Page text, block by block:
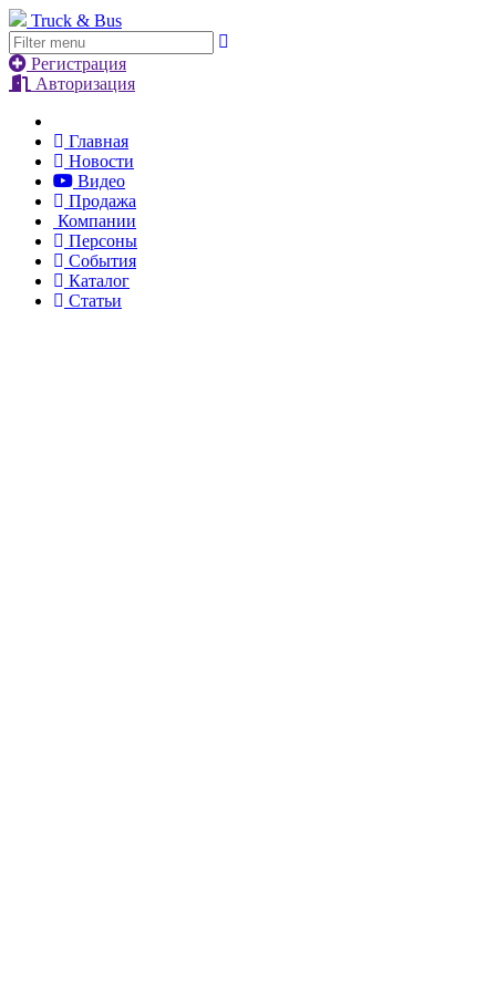
Truck & Bus
Регистрация
Авторизация
Главная
Новости
Видео
Продажа
Компании
Персоны
События
Каталог
Статьи